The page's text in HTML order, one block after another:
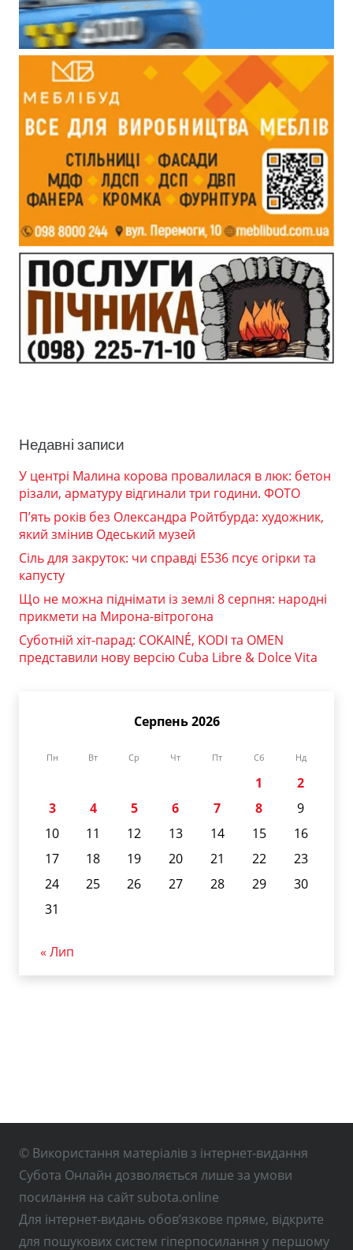
Недавні записи
У центрі Малина корова провалилася в люк: бетон
різали, арматуру відгинали три години. ФОТО
П’ять років без Олександра Ройтбурда: художник,
який змінив Одеський музей
Сіль для закруток: чи справді Е536 псує огірки та
капусту
Що не можна піднімати із землі 8 серпня: народні
прикмети на Мирона-вітрогона
Суботній хіт-парад: COKAINÉ, KODI та OMEN
представили нову версію Cuba Libre & Dolce Vita
Серпень 2026
Пн Вт Ср Чт Пт Сб Нд
1
2
3
4 5 6 7 8
9
10
11 12 13 14 15
16
17
18 19 20 21 22
23
24
25 26 27 28 29
30
31
« Лип
© Використання матеріалів з інтернет-видання
Субота Онлайн дозволяється лише за умови
посилання на сайт subota.online
Для інтернет-видань обов’язкове пряме, відкрите
для пошукових систем гіперпосилання у першому